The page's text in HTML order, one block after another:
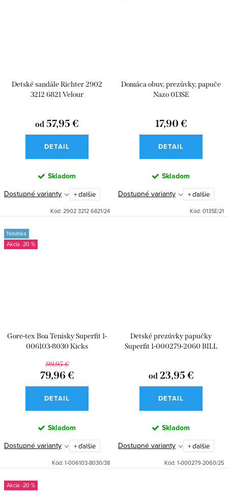
Detské sandále Richter 2902
3212 6821 Velour
od 57,95 €
DETAIL
Skladom
Dostupné varianty + ďalšie
Kód: 2902 3212 6821/24
Domáca obuv, prezúvky, papuče
Nazo 013SE
17,90 €
DETAIL
Skladom
Dostupné varianty + ďalšie
Kód: 013SE/21
Novinka
-20 %
Gore-tex Boa Tenisky Superfit 1-
006103-8030 Kicks
99,95 €
79,96 €
DETAIL
Skladom
Dostupné varianty + ďalšie
Kód: 1-006103-8030/38
Detské prezúvky papučky
Superfit 1-000279-2060 BILL
od23,95 €
DETAIL
Skladom
Dostupné varianty + ďalšie
Kód: 1-000279-2060/25
-20 %